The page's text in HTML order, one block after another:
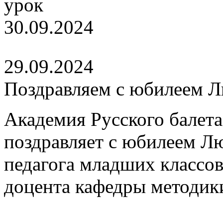
29.09.2024
Поздравляем с юбилеем
Академия Русского
поздравляет с юбилеем
педагога младших
доцента кафедры